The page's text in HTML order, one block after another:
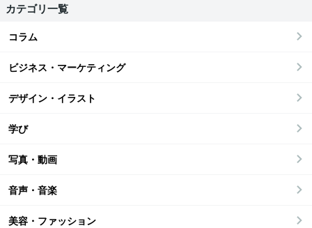
カテゴリ一覧
コラム
ビジネス・マーケティング
デザイン・イラスト
学び
写真・動画
音声・音楽
美容・ファッション